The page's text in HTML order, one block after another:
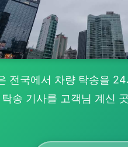
전국에서 차량 탁송을
송 기사를 고객님 계신